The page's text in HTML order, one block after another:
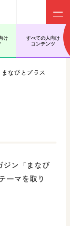
け
すべての人向け
コンテンツ
まなびとプラス
ジン「まなび
ーマを取り